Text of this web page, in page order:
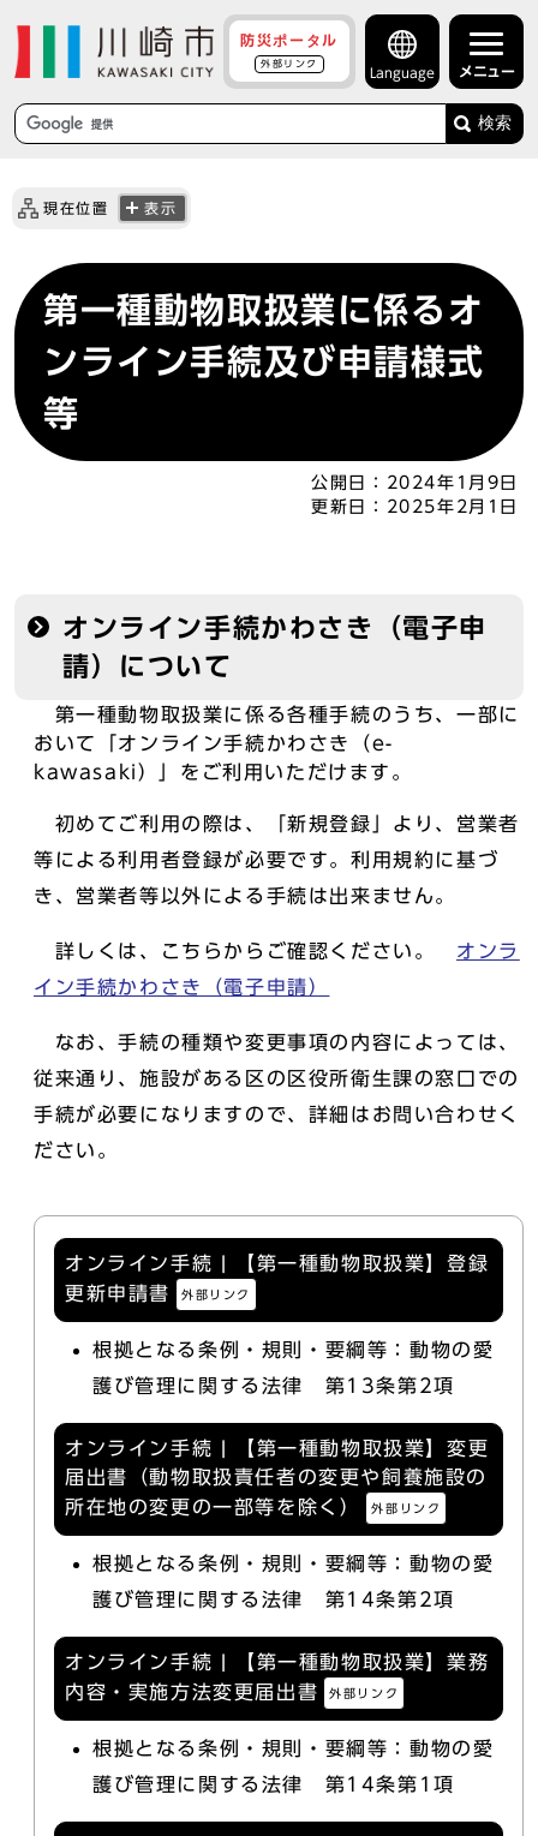
防災ポータル
外部リンク
Language メニュー
検索
現在位置 表示
第一種動物取扱業に係るオ
ンライン手続及び申請様式
等
公開日：
2024年1月9日
更新日：
2025年2月1日
オンライン手続かわさき（電子申
請）について
第一種動物取扱業に係る各種手続のうち、一部に
おいて「オンライン手続かわさき（e-
kawasaki）」をご利用いただけます。
初めてご利用の際は、「新規登録」より、営業者
等による利用者登録が必要です。利用規約に基づ
き、営業者等以外による手続は出来ません。
詳しくは、こちらからご確認ください。 オンラ
イン手続かわさき（電子申請）
なお、手続の種類や変更事項の内容によっては、
従来通り、施設がある区の区役所衛生課の窓口での
手続が必要になりますので、詳細はお問い合わせく
ださい。
オンライン手続 | 【第一種動物取扱業】登録
更新申請書
外部リンク
根拠となる条例・規則・要綱等：動物の愛
護び管理に関する法律 第13条第2項
オンライン手続 | 【第一種動物取扱業】変更
届出書（動物取扱責任者の変更や飼養施設の
所在地の変更の一部等を除く）
外部リンク
根拠となる条例・規則・要綱等：動物の愛
護び管理に関する法律 第14条第2項
オンライン手続 | 【第一種動物取扱業】業務
内容・実施方法変更届出書
外部リンク
根拠となる条例・規則・要綱等：動物の愛
護び管理に関する法律 第14条第1項